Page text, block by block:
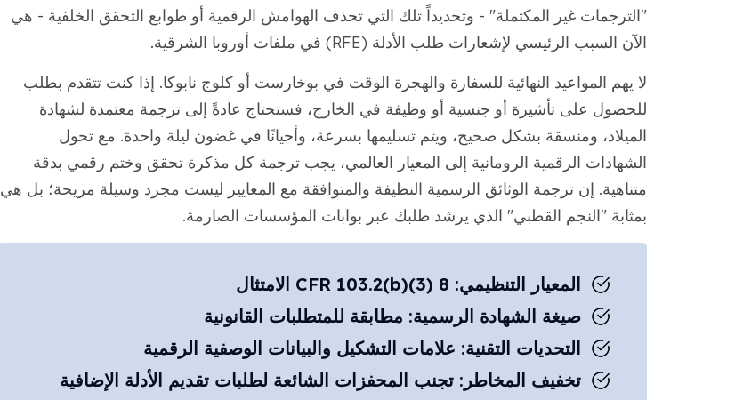
"الترجمات غير المكتملة" - وتحديداً تلك التي تحذف الهوامش الرقمية أو طوابع التحقق الخلفية - هي
الآن السبب الرئيسي لإشعارات طلب الأدلة (RFE) في ملفات أوروبا الشرقية.
لا يهم المواعيد النهائية للسفارة والهجرة الوقت في بوخارست أو كلوج نابوكا. إذا كنت تتقدم بطلب
للحصول على تأشيرة أو جنسية أو وظيفة في الخارج، فستحتاج عادةً إلى ترجمة معتمدة لشهادة
الميلاد، ومنسقة بشكل صحيح، ويتم تسليمها بسرعة، وأحيانًا في غضون ليلة واحدة. مع تحول
الشهادات الرقمية الرومانية إلى المعيار العالمي، يجب ترجمة كل مذكرة تحقق وختم رقمي بدقة
متناهية. إن ترجمة الوثائق الرسمية النظيفة والمتوافقة مع المعايير ليست مجرد وسيلة مريحة؛ بل هي
بمثابة "النجم القطبي" الذي يرشد طلبك عبر بوابات المؤسسات الصارمة.
المعيار التنظيمي: 8 CFR 103.2(b)(3) الامتثال
صيغة الشهادة الرسمية: مطابقة للمتطلبات القانونية
التحديات التقنية: علامات التشكيل والبيانات الوصفية الرقمية
تخفيف المخاطر: تجنب المحفزات الشائعة لطلبات تقديم الأدلة الإضافية